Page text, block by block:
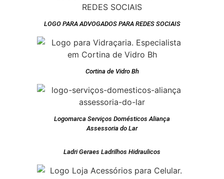
LOGO PARA ADVOGADOS PARA REDES SOCIAIS
Cortina de Vidro Bh
Logomarca Serviços Domésticos Aliança
Assessoria do Lar
Ladri Geraes Ladrilhos Hidraulicos